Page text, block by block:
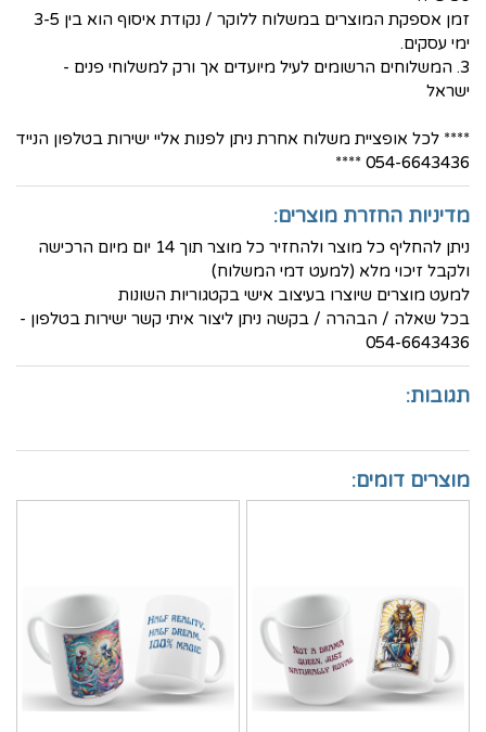
זמן אספקת המוצרים במשלוח ללוקר / נקודת איסוף הוא בין 3-5
ימי עסקים.
3. המשלוחים הרשומים לעיל מיועדים אך ורק למשלוחי פנים -
ישראל
**** לכל אופציית משלוח אחרת ניתן לפנות אליי ישירות בטלפון הנייד
054-6643436 ****
מדיניות החזרת מוצרים:
ניתן להחליף כל מוצר ולהחזיר כל מוצר תוך 14 יום מיום הרכישה
ולקבל זיכוי מלא (למעט דמי המשלוח)
למעט מוצרים שיוצרו בעיצוב אישי בקטגוריות השונות
בכל שאלה / הבהרה / בקשה ניתן ליצור איתי קשר ישירות בטלפון -
054-6643436
תגובות:
מוצרים דומים: